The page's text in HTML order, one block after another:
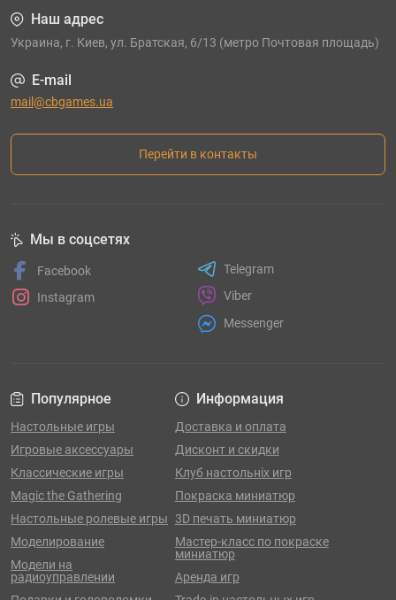
Наш адрес
Украина, г. Киев, ул. Братская, 6/13 (метро Почтовая площадь)
E-mail
mail@cbgames.ua
Перейти в контакты
Популярное
Настольные игры
Игровые аксессуары
Классические игры
Magic the Gathering
Настольные ролевые игры
Моделирование
Модели на
радиоуправлении
Информация
Доставка и оплата
Дисконт и скидки
Клуб настольніх игр
Покраска миниатюр
3D печать миниатюр
Мастер-класс по покраске
миниатюр
Аренда игр
Мы в соцсетях
Facebook
Instagram
Telegram
Viber
Messenger